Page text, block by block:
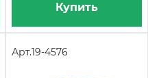
Купить
Арт.19-4576